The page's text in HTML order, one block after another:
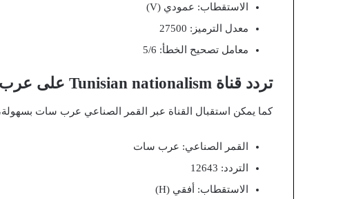
الاستقطاب: عمودي (V)
معدل الترميز: 27500
معامل تصحيح الخطأ: 5/6
تردد قناة Tunisian nationalism على عرب سات
كما يمكن استقبال القناة عبر القمر الصناعي عرب سات بسهولة،
القمر الصناعي: عرب سات
التردد: 12643
الاستقطاب: أفقي (H)